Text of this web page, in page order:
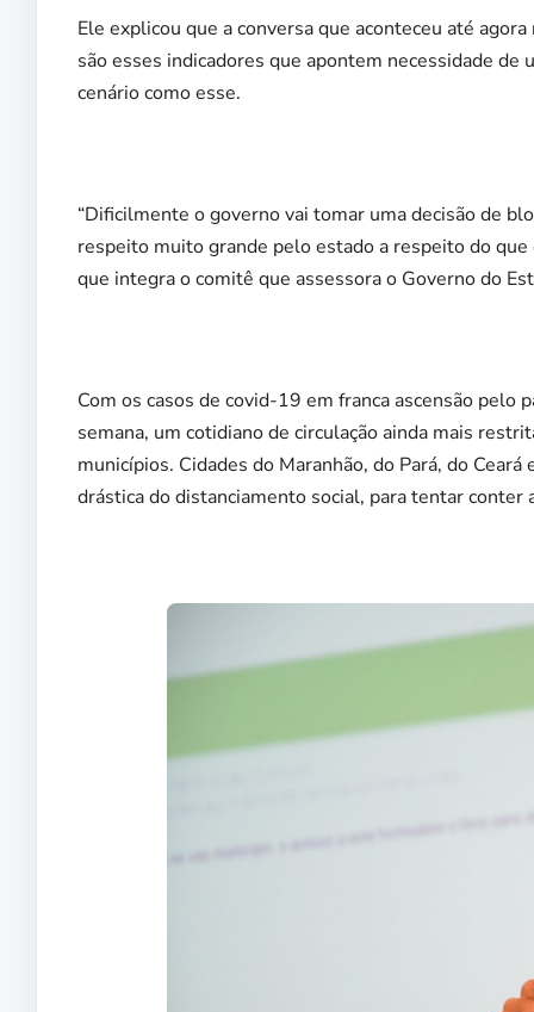
Ele explicou que a conversa que aconteceu até
são esses indicadores que apontem necessidade
cenário como esse.
“Dificilmente o governo vai tomar uma decisão de
respeito muito grande pelo estado a respeito do
que integra o comitê que assessora o Governo do
Com os casos de covid-19 em franca ascensão pelo
semana, um cotidiano de circulação ainda mais
municípios. Cidades do Maranhão, do Pará, do
drástica do distanciamento social, para tentar conter